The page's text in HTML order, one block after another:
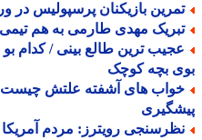
بازیکنان پرسپولیس در
مهدی طارمی به هم تیمی
ترین طالع بینی / کدام بو و
بچه کوچک
های آشفته علتش چیست؟ |
رویترز: مردم آمریکا جنگ